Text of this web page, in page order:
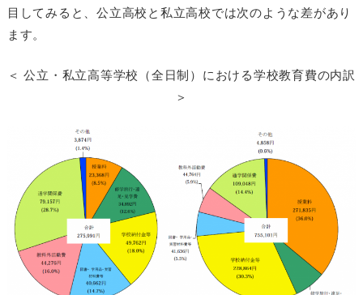
目してみると、公立高校と私立高校では次のような差があり
ます。
＜ 公立・私立高等学校（全日制）における学校教育費の内訳
＞